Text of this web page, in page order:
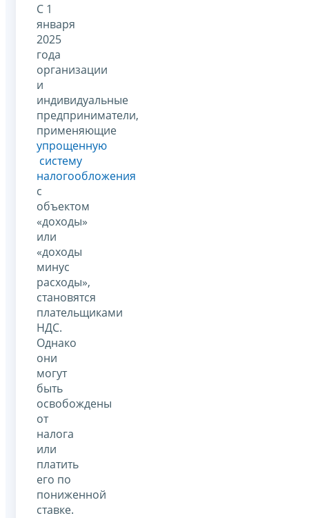
С 1
января
2025
года
организации
и
индивидуальные
предприниматели,
применяющие
упрощенную
систему
налогообложения
с
объектом
«доходы»
или
«доходы
минус
расходы»,
становятся
плательщиками
НДС.
Однако
они
могут
быть
освобождены
от
налога
или
платить
его по
пониженной
ставке.